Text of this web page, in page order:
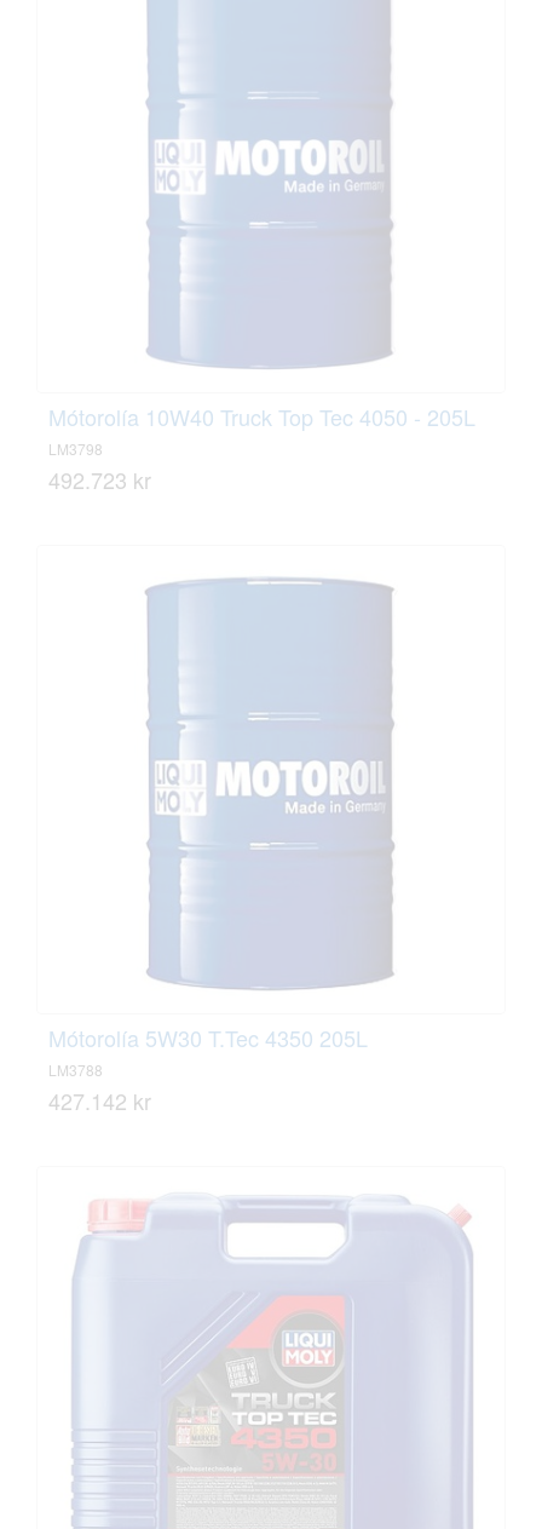
Mótorolía 10W40 Truck Top Tec 4050 - 205L
LM3798
492.723 kr
Mótorolía 5W30 T.Tec 4350 205L
LM3788
427.142 kr